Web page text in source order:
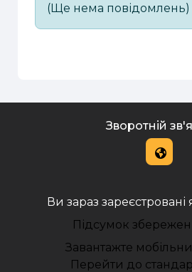
(Ще нема повідомлень)
Зворотній
Ви зараз зареєстровані
Підсумок
Завантажте
Перейти до